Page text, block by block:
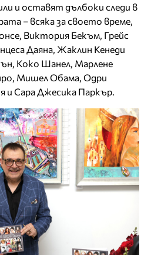
и оставят дълбоки следи в
– всяка за своето време,
Виктория Бекъм, Грейс
Даяна, Жаклин Кенеди
Коко Шанел, Марлене
Мишел Обама, Одри
и Сара Джесика Паркър.